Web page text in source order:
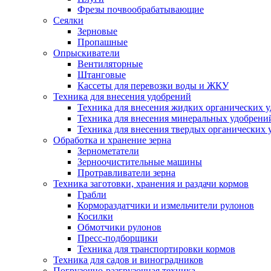
Фрезы почвообрабатывающие
Сеялки
Зерновые
Пропашные
Опрыскиватели
Вентиляторные
Штанговые
Кассеты для перевозки воды и ЖКУ
Техника для внесения удобрений
Техника для внесения жидких органических
Техника для внесения минеральных
Техника для внесения твердых органических
Обработка и хранение зерна
Зернометатели
Зерноочистительные машины
Протравливатели зерна
Техника заготовки, хранения и раздачи кормов
Грабли
Кормораздатчики и измельчители рулонов
Косилки
Обмотчики рулонов
Пресс-подборщики
Техника для транспортировки кормов
Техника для садов и виноградников